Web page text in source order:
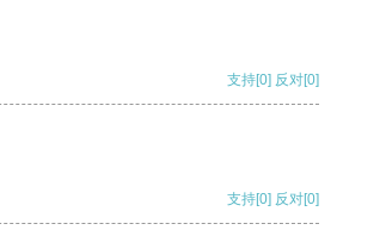
支持[0] 反对[0]
支持[0] 反对[0]